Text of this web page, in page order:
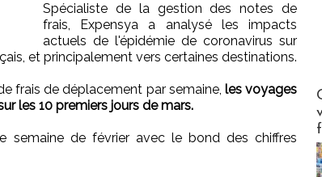
Spécialiste de la gestion des notes de
frais, Expensya a analysé les impacts
actuels de l'épidémie de coronavirus sur
et principalement vers certaines destinations.
frais de déplacement par semaine, les voyages
les 10 premiers jours de mars.
semaine de février avec le bond des chiffres